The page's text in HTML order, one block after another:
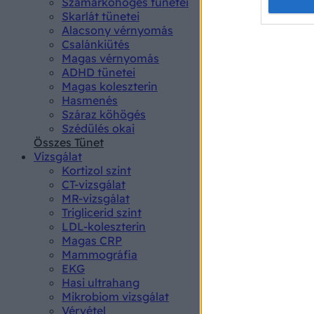
Skarlát tünetei
Alacsony vérnyomás
Csalánkiütés
Magas vérnyomás
ADHD tünetei
Magas koleszterin
Hasmenés
Száraz köhögés
Szédülés okai
Összes Tünet
Vizsgálat
Kortizol szint
CT-vizsgálat
MR-vizsgálat
Triglicerid szint
LDL-koleszterin
Magas CRP
Mammográfia
EKG
Hasi ultrahang
Mikrobiom vizsgálat
Vérvétel